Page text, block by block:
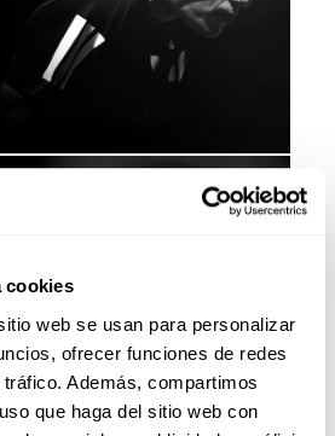
cookies
web se usan para personalizar
ofrecer funciones de redes
Además, compartimos
que haga del sitio web con